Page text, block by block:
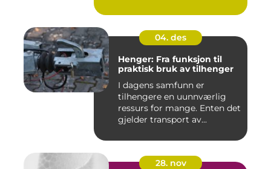
04. des
Henger: Fra funksjon til
praktisk bruk av tilhenger
I dagens samfunn er
tilhengere en uunnværlig
ressurs for mange. Enten det
gjelder transport av...
28. nov